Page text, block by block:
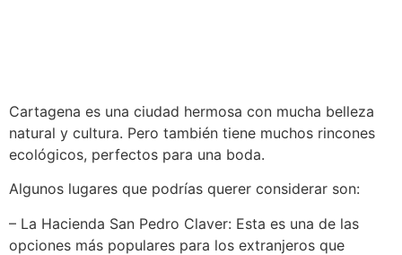
Cartagena es una ciudad hermosa con mucha belleza
natural y cultura. Pero también tiene muchos rincones
ecológicos, perfectos para una boda.
Algunos lugares que podrías querer considerar son:
– La Hacienda San Pedro Claver: Esta es una de las
opciones más populares para los extranjeros que